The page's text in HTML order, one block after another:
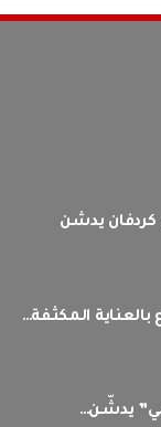
كردفان يدشن
بالعناية المكثفة…
يدشّن…